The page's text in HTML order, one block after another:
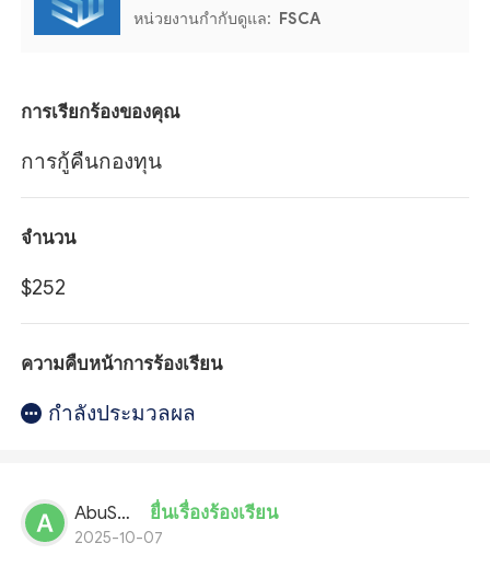
หน่วยงานกำกับดูแล: FSCA
การเรียกร้องของคุณ
การกู้คืนกองทุน
จำนวน
$252
ความคืบหน้าการร้องเรียน
กำลังประมวลผล
AbuSufyan ยื่นเรื่องร้องเรียน
2025-10-07